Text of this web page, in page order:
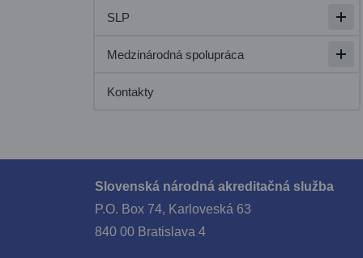
SLP
Medzinárodná spolupráca
Kontakty
Slovenská národná akreditačná služba
P.O. Box 74, Karloveská 63
840 00 Bratislava 4